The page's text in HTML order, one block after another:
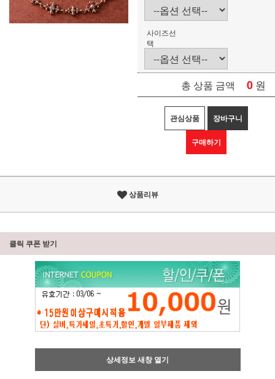
사이즈선
택
총 상품 금액 0 원
관심상품 장바구니
구매하기
상품리뷰
클릭 쿠폰 받기
상세정보 새창 열기